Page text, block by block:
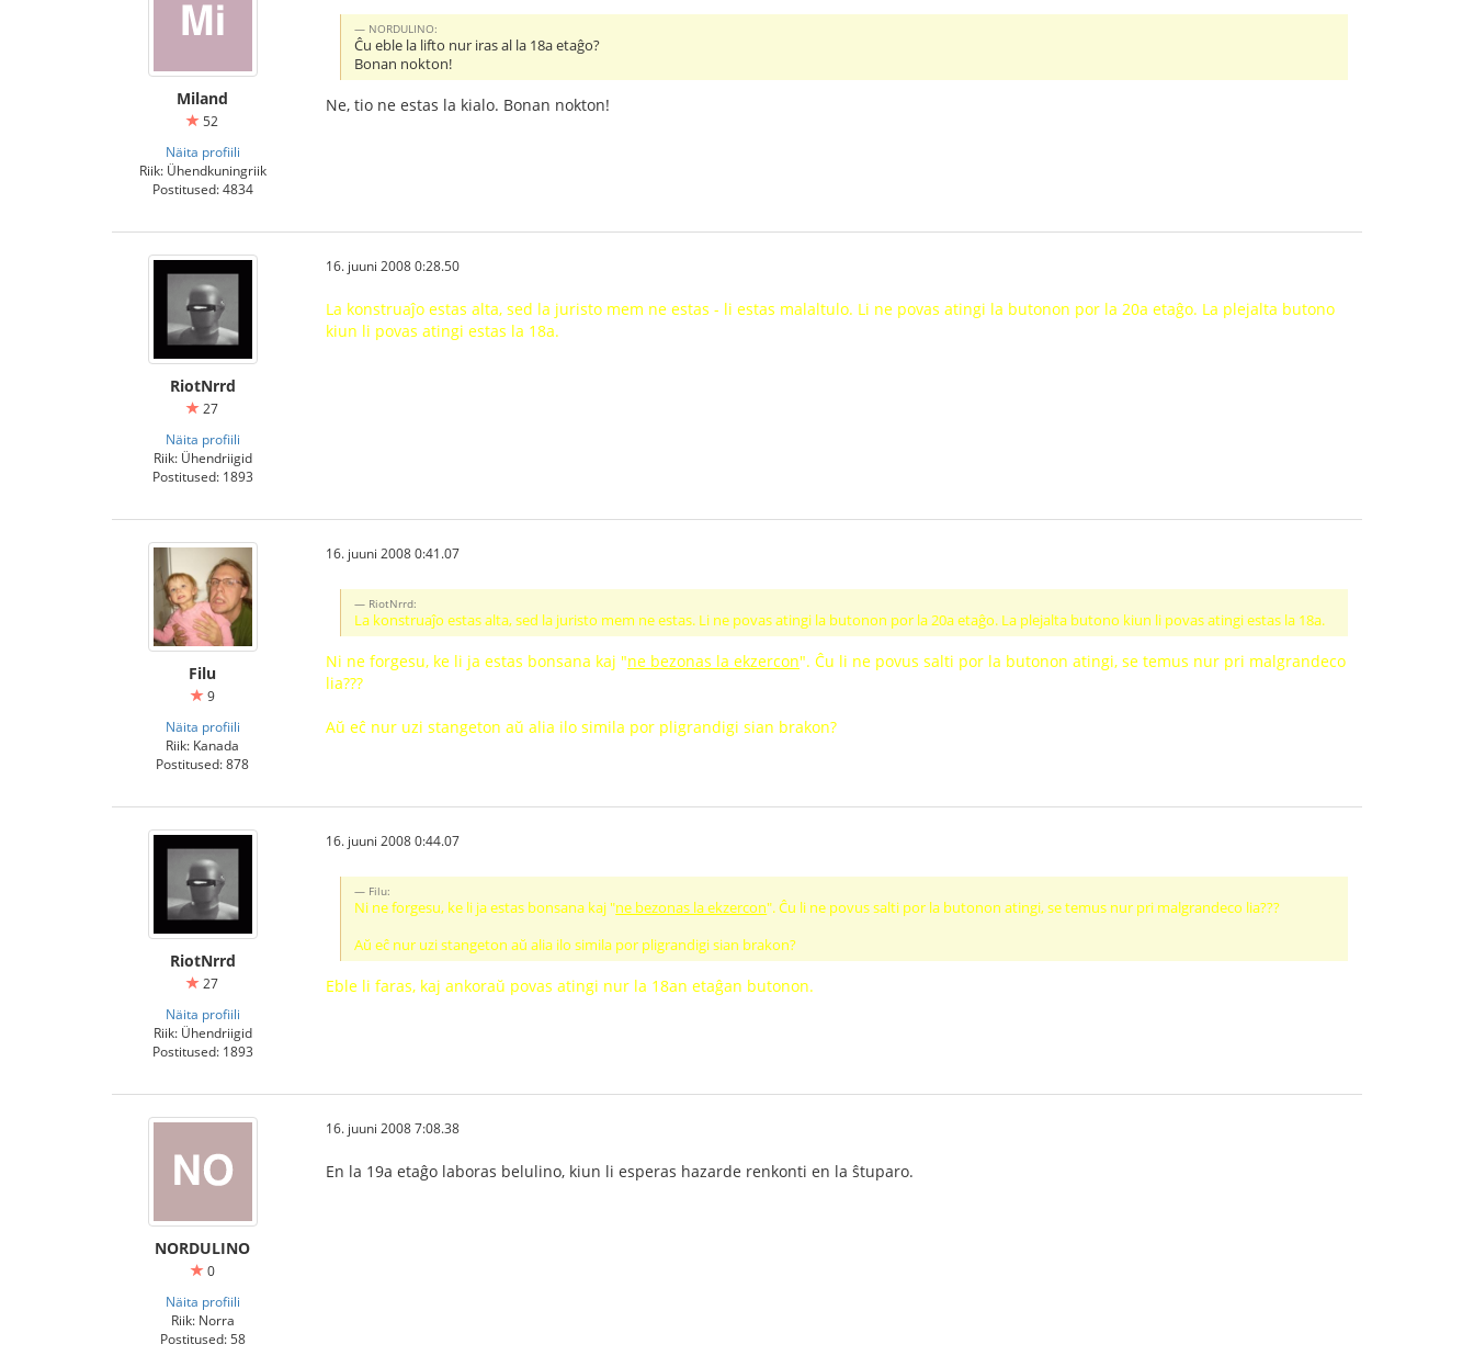
Miland
52
Näita profiili
Riik: Ühendkuningriik
Postitused: 4834
NORDULINO:
Ĉu eble la lifto nur iras al la 18a etaĝo?
Bonan nokton!
Ne, tio ne estas la kialo. Bonan nokton!
RiotNrrd
27
Näita profiili
Riik: Ühendriigid
Postitused: 1893
16. juuni 2008 0:28.50
La konstruaĵo estas alta, sed la juristo mem ne estas - li estas malaltulo. Li ne povas atingi la butonon por la 20a etaĝo. La plejalta butono
kiun li povas atingi estas la 18a.
Filu
9
Näita profiili
Riik: Kanada
Postitused: 878
16. juuni 2008 0:41.07
RiotNrrd:
La konstruaĵo estas alta, sed la juristo mem ne estas. Li ne povas atingi la butonon por la 20a etaĝo. La plejalta butono kiun li povas atingi estas la 18a.
Ni ne forgesu, ke li ja estas bonsana kaj "ne bezonas la ekzercon". Ĉu li ne povus salti por la butonon atingi, se temus nur pri malgrandeco
lia???
Aŭ eĉ nur uzi stangeton aŭ alia ilo simila por pligrandigi sian brakon?
RiotNrrd
27
Näita profiili
Riik: Ühendriigid
Postitused: 1893
16. juuni 2008 0:44.07
Filu:
Ni ne forgesu, ke li ja estas bonsana kaj "ne bezonas la ekzercon". Ĉu li ne povus salti por la butonon atingi, se temus nur pri malgrandeco lia???
Aŭ eĉ nur uzi stangeton aŭ alia ilo simila por pligrandigi sian brakon?
Eble li faras, kaj ankoraŭ povas atingi nur la 18an etaĝan butonon.
NORDULINO
0
Näita profiili
Riik: Norra
Postitused: 58
16. juuni 2008 7:08.38
En la 19a etaĝo laboras belulino, kiun li esperas hazarde renkonti en la ŝtuparo.